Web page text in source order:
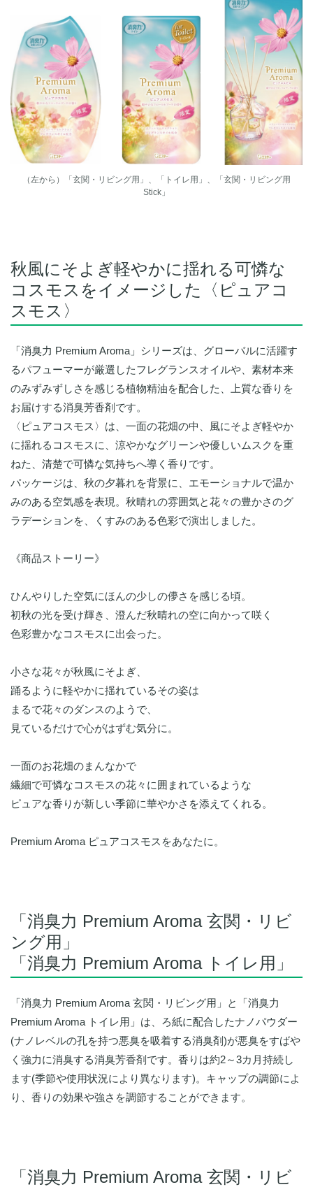
（左から）「玄関・リビング用」、「トイレ用」、「玄関・リビング用
Stick」
秋風にそよぎ軽やかに揺れる可憐な
コスモスをイメージした〈ピュアコ
スモス〉
「消臭力 Premium Aroma」シリーズは、グローバルに活躍す
るパフューマーが厳選したフレグランスオイルや、素材本来
のみずみずしさを感じる植物精油を配合した、上質な香りを
お届けする消臭芳香剤です。
〈ピュアコスモス〉は、一面の花畑の中、風にそよぎ軽やか
に揺れるコスモスに、涼やかなグリーンや優しいムスクを重
ねた、清楚で可憐な気持ちへ導く香りです。
パッケージは、秋の夕暮れを背景に、エモーショナルで温か
みのある空気感を表現。秋晴れの雰囲気と花々の豊かさのグ
ラデーションを、くすみのある色彩で演出しました。
《商品ストーリー》
ひんやりした空気にほんの少しの儚さを感じる頃。
初秋の光を受け輝き、澄んだ秋晴れの空に向かって咲く
色彩豊かなコスモスに出会った。
小さな花々が秋風にそよぎ、
踊るように軽やかに揺れているその姿は
まるで花々のダンスのようで、
見ているだけで心がはずむ気分に。
一面のお花畑のまんなかで
繊細で可憐なコスモスの花々に囲まれているような
ピュアな香りが新しい季節に華やかさを添えてくれる。
Premium Aroma ピュアコスモスをあなたに。
「消臭力 Premium Aroma 玄関・リビ
ング用」
「消臭力 Premium Aroma トイレ用」
「消臭力 Premium Aroma 玄関・リビング用」と「消臭力
Premium Aroma トイレ用」は、ろ紙に配合したナノパウダー
(ナノレベルの孔を持つ悪臭を吸着する消臭剤)が悪臭をすばや
く強力に消臭する消臭芳香剤です。香りは約2～3カ月持続し
ます(季節や使用状況により異なります)。キャップの調節によ
り、香りの効果や強さを調節することができます。
「消臭力 Premium Aroma 玄関・リビ